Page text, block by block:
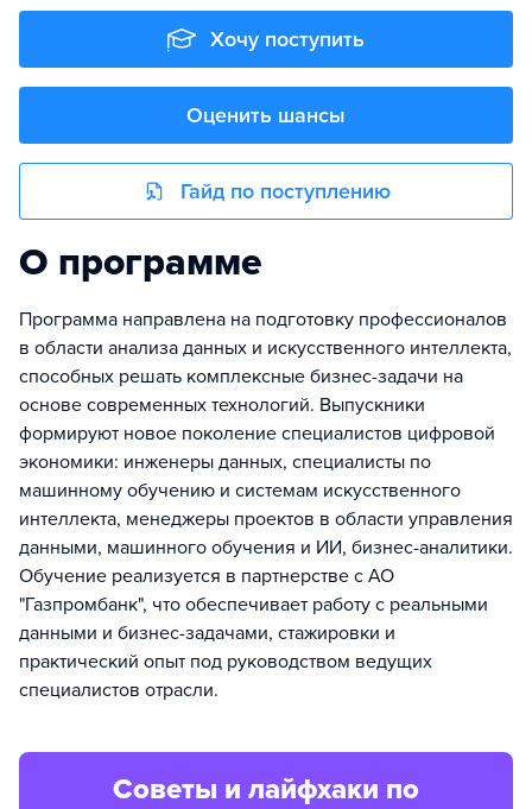
Хочу поступить
Оценить шансы
Гайд по поступлению
О программе
Программа направлена на подготовку профессионалов
в области анализа данных и искусственного интеллекта,
способных решать комплексные бизнес-задачи на
основе современных технологий. Выпускники
формируют новое поколение специалистов цифровой
экономики: инженеры данных, специалисты по
машинному обучению и системам искусственного
интеллекта, менеджеры проектов в области управления
данными, машинного обучения и ИИ, бизнес-аналитики.
Обучение реализуется в партнерстве с АО
"Газпромбанк", что обеспечивает работу с реальными
данными и бизнес-задачами, стажировки и
практический опыт под руководством ведущих
специалистов отрасли.
Советы и лайфхаки по